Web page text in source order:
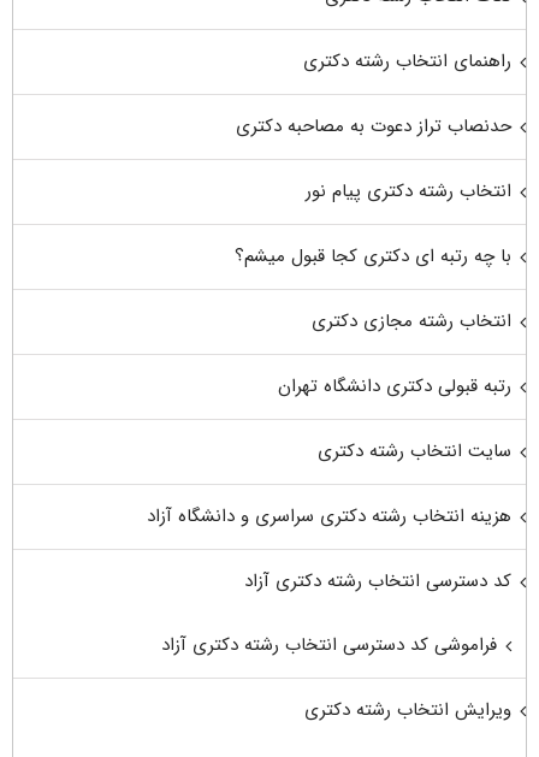
راهنمای انتخاب رشته دکتری
حدنصاب تراز دعوت به مصاحبه دکتری
انتخاب رشته دکتری پیام نور
با چه رتبه ای دکتری کجا قبول میشم؟
انتخاب رشته مجازی دکتری
رتبه قبولی دکتری دانشگاه تهران
سایت انتخاب رشته دکتری
هزینه انتخاب رشته دکتری سراسری و دانشگاه آزاد
کد دسترسی انتخاب رشته دکتری آزاد
فراموشی کد دسترسی انتخاب رشته دکتری آزاد
ویرایش انتخاب رشته دکتری